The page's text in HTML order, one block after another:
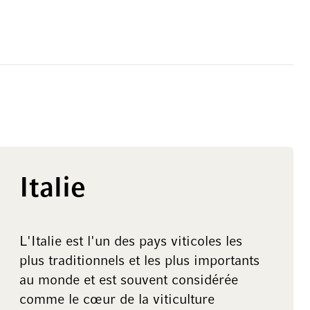
Italie
L'Italie est l'un des pays viticoles les
plus traditionnels et les plus importants
au monde et est souvent considérée
comme le cœur de la viticulture